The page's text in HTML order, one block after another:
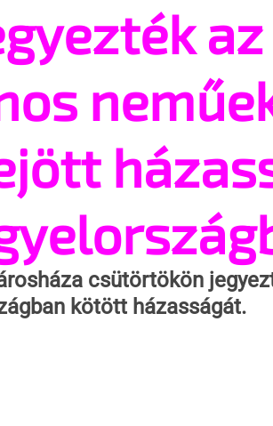
csütörtökön
kötött házasságát.